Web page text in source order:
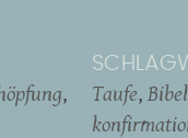
Taufe Bibel